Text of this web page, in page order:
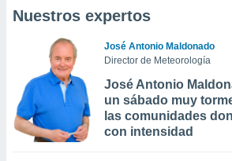
Nuestros expertos
José Antonio Maldonado
Director de Meteorología
José Antonio
un sábado muy
las comunidades
con intensidad